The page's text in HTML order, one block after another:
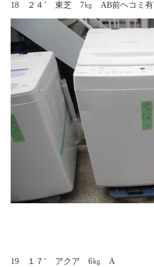
18 ２４’ 東芝 7㎏ AB前ヘコミ有
19 １７’ アクア 6㎏ A